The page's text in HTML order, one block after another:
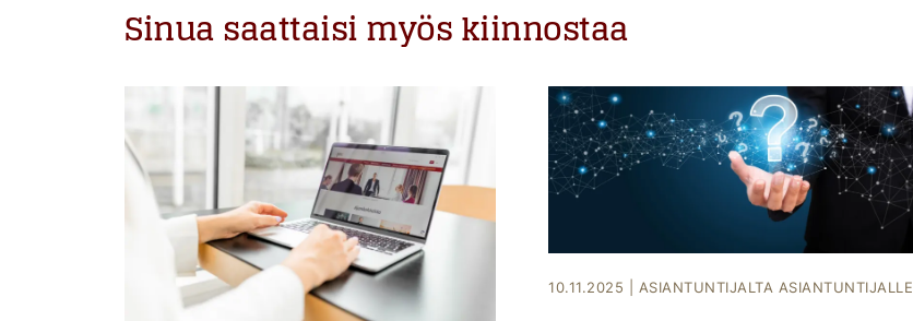
Sinua saattaisi myös kiinnostaa
10.11.2025 ASIANTUNTIJALTA ASIANTUNTIJALLE